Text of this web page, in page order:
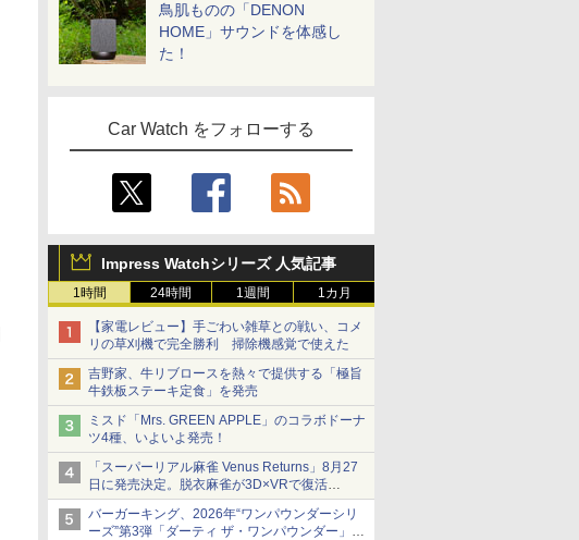
鳥肌ものの「DENON
HOME」サウンドを体感し
た！
Car Watch をフォローする
Impress Watchシリーズ 人気記事
1時間 24時間 1週間 1カ月
【家電レビュー】手ごわい雑草との戦い、コメ
リの草刈機で完全勝利 掃除機感覚で使えた
吉野家、牛リブロースを熱々で提供する「極旨
牛鉄板ステーキ定食」を発売
ミスド「Mrs. GREEN APPLE」のコラボドーナ
ツ4種、いよいよ発売！
「スーパーリアル麻雀 Venus Returns」8月27
日に発売決定。脱衣麻雀が3D×VRで復活
発売から2週間は20%オフになるセールが実施
バーガーキング、2026年“ワンパウンダーシリ
ーズ”第3弾「ダーティ ザ・ワンパウンダー」を